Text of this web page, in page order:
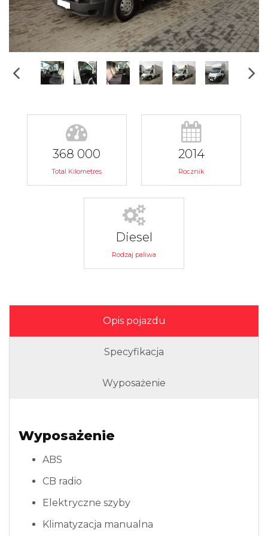
368 000
Total Kilometres
2014
Rocznik
Diesel
Rodzaj paliwa
Opis pojazdu
Specyfikacja
Wyposażenie
Wyposażenie
ABS
CB radio
Elektryczne szyby
Klimatyzacja manualna